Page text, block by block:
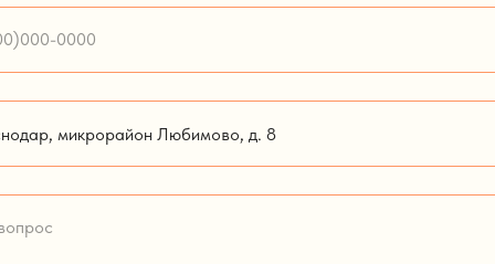
м.Озерки, проспект Энгельса, 113 к1 (р-н Выборгский)
ул. Менякина Ю.И., д. 3, помещение 3
ул. Агапкина, д. 15
0000